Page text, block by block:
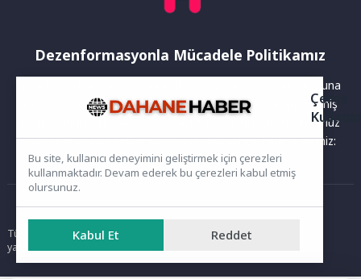
Dezenformasyonla Mücadele Politikamız
Yayınlanan haberler doğruluk ilkesi gözetilerek hazırlanır. Buna
rağmen bazı içeriklerde eksik, hatalı veya güncelliğini yitirmiş
bilgiler bulunabilir.Yanlış veya yanıltıcı olduğunu düşündüğünüz
haberleri aşağıdaki iletişim kanallarından bize bildirebilirsiniz:
Ana Sayfa
Tüm hakları saklıdır. Sitede yer alan içerikler izinsiz kopyalanamaz,
yayımlanamaz ve kullanılamaz.
Çerez
Bu site, kullanıcı deneyimini geliştirmek için çerezleri
kullanmaktadır. Devam ederek bu çerezleri kabul etmiş
olursunuz.
Kabul Et Reddet